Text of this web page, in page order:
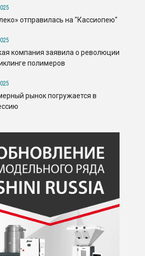
отправилась на "Кассиопею"
компания заявила о революции
полимеров
рынок погружается в